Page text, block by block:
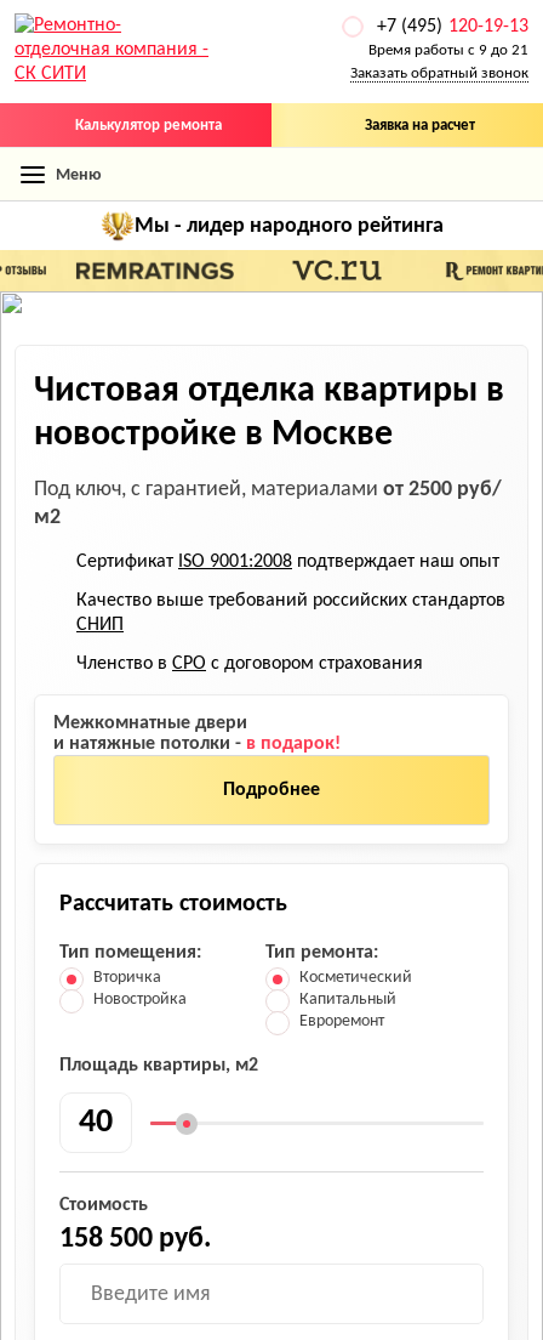
Калькулятор ремонта Заявка на расчет
+7 (495) 120-19-13
Время работы с 9 до 21
Заказать обратный звонок
Меню
Мы - лидер народного рейтинга
Чистовая отделка квартиры в
новостройке в Москве
Под ключ, с гарантией, материалами от 2500 руб/
м2
Сертификат ISO 9001:2008 подтверждает наш опыт
Качество выше требований российских стандартов
СНИП
Членство в СРО с договором страхования
Межкомнатные двери
и натяжные потолки - в подарок!
Подробнее
Рассчитать стоимость
Тип помещения:
Вторичка
Новостройка
Тип ремонта:
Косметический
Капитальный
Евроремонт
Площадь квартиры, м2
Стоимость
158 500 руб.